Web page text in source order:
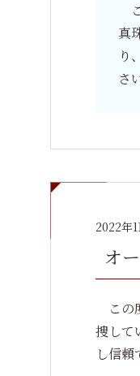
真
り
さ
2022年
オ
この
捜して
し信